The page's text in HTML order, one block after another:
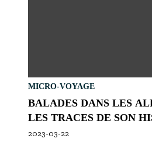
MICRO-VOYAGE
BALADES DANS LES
LES TRACES DE SON
2023-03-22